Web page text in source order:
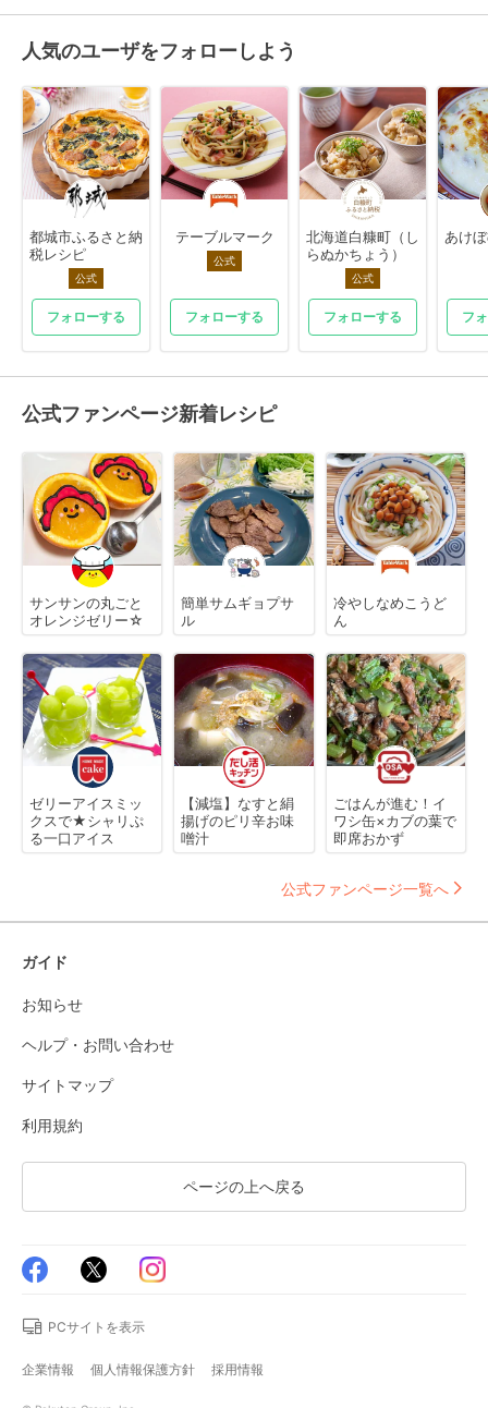
人気のユーザをフォローしよう
都城市ふるさと納
税レシピ
公式
フォローする
テーブルマーク
公式
フォローする
北海道白糠町（し
らぬかちょう）
公式
フォローする
あけ
フ
公式ファンページ新着レシピ
サンサンの丸ごと
オレンジゼリー☆
簡単サムギョプサ
ル
冷やしなめこうど
ん
ゼリーアイスミッ
クスで★シャリぷ
る一口アイス
【減塩】なすと絹
揚げのピリ辛お味
噌汁
ごはんが進む！イ
ワシ缶×カブの葉で
即席おかず
公式ファンページ一覧へ
ガイド
お知らせ
ヘルプ・お問い合わせ
サイトマップ
利用規約
ページの上へ戻る
PCサイトを表示
企業情報 個人情報保護方針 採用情報